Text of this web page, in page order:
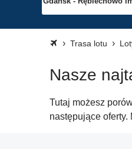
Trasa lotu
Nasze
Tutaj możesz
następujące